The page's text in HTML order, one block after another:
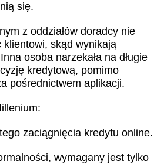
się.
z oddziałów doradcy nie
klientowi, skąd wynikają
osoba narzekała na długie
kredytową, pomimo
pośrednictwem aplikacji.
zaciągnięcia kredytu online.
wymagany jest tylko